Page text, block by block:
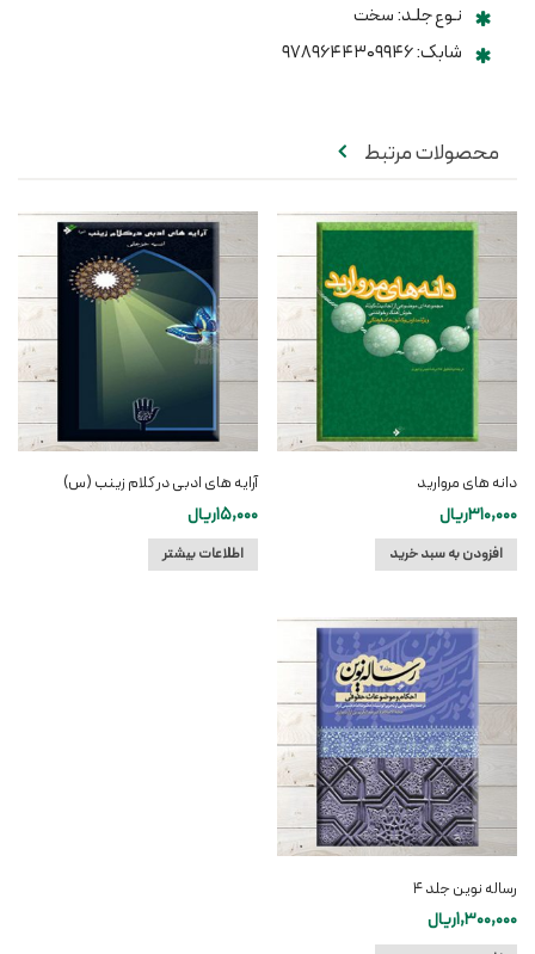
نـوع جلـد: سخت
شابک: ۹۷۸۹۶۴۴۳۰۹۹۴۶
محصولات مرتبط
دانه های مروارید
310,000ریال
افزودن به سبد خرید
آرایه های ادبی در کلام زینب (س)
15,000ریال
اطلاعات بیشتر
رساله نوین جلد ۴
1,300,000ریال